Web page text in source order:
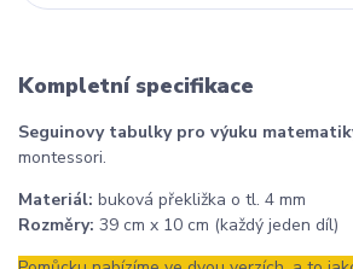
Kompletní specifikace
Seguinovy tabulky pro výuku
montessori.
Materiál: buková překližka o tl. 4 mm
Rozměry: 39 cm x 10 cm (každý jeden díl)